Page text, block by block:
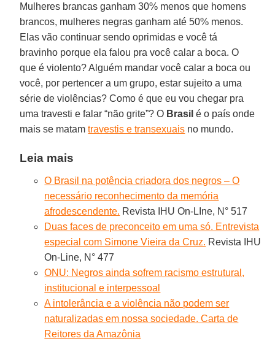
Mulheres brancas ganham 30% menos que homens
brancos, mulheres negras ganham até 50% menos.
Elas vão continuar sendo oprimidas e você tá
bravinho porque ela falou pra você calar a boca. O
que é violento? Alguém mandar você calar a boca ou
você, por pertencer a um grupo, estar sujeito a uma
série de violências? Como é que eu vou chegar pra
uma travesti e falar “não grite”? O Brasil é o país onde
mais se matamtravestis e transexuais no mundo.
Leia mais
O Brasil na potência criadora dos negros – O
necessário reconhecimento da memória
afrodescendente. Revista IHU On-LIne, N° 517
Duas faces de preconceito em uma só. Entrevista
especial com Simone Vieira da Cruz. Revista IHU
On-Line, N° 477
ONU: Negros ainda sofrem racismo estrutural,
institucional e interpessoal
A intolerância e a violência não podem ser
naturalizadas em nossa sociedade. Carta de
Reitores da Amazônia